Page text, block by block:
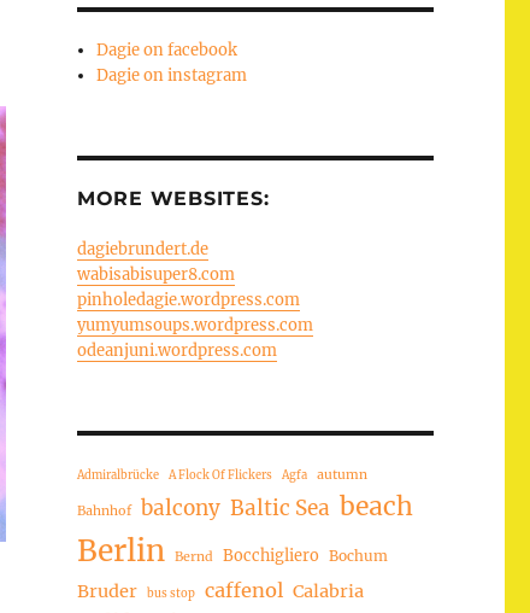
Dagie on facebook
Dagie on instagram
MORE WEBSITES:
dagiebrundert.de
wabisabisuper8.com
pinholedagie.wordpress.com
yumyumsoups.wordpress.com
odeanjuni.wordpress.com
Admiralbrücke A Flock Of Flickers Agfa autumn
Bahnhof balcony Baltic Sea beach
Berlin Bernd Bocchigliero Bochum
Bruder bus stop caffenol Calabria